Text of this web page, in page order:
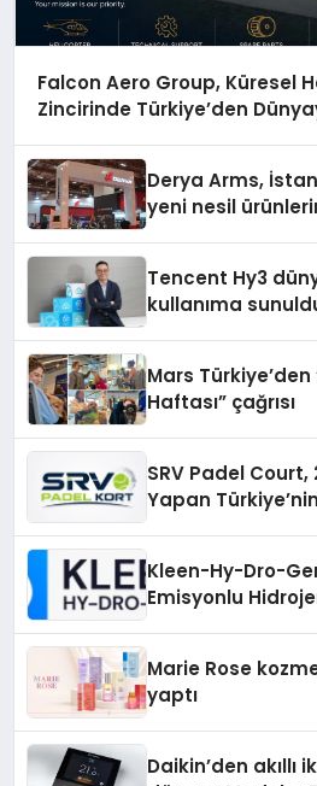
Falcon Aero Group, Küresel
Zincirinde Türkiye’den
Derya Arms,
yeni nesil
Tencent Hy3
kullanıma
Mars
Haftası” çağrısı
SRV Padel
Yapan
Kleen-Hy-Dro-
Emisyonlu
Marie Rose
yaptı
Daikin’den